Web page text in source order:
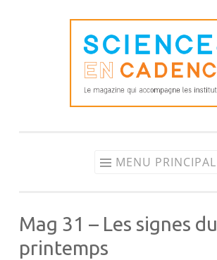
MENU PRINCIPAL
Mag 31 – Les signes du
printemps